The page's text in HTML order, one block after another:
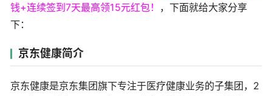
钱+连续签到7天最高领15元红包！ ，下面就给大家分享
下：
京东健康简介
京东健康是京东集团旗下专注于医疗健康业务的子集团，2